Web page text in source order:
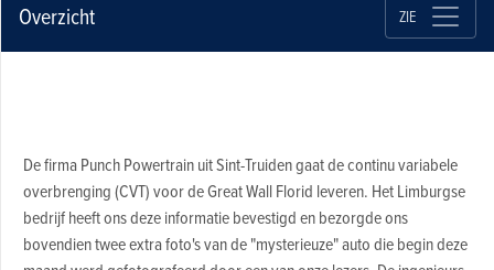
Overzicht ZIE
De firma Punch Powertrain uit Sint-Truiden gaat de continu variabele
overbrenging (CVT) voor de Great Wall Florid leveren. Het Limburgse
bedrijf heeft ons deze informatie bevestigd en bezorgde ons
bovendien twee extra foto's van de "mysterieuze" auto die begin deze